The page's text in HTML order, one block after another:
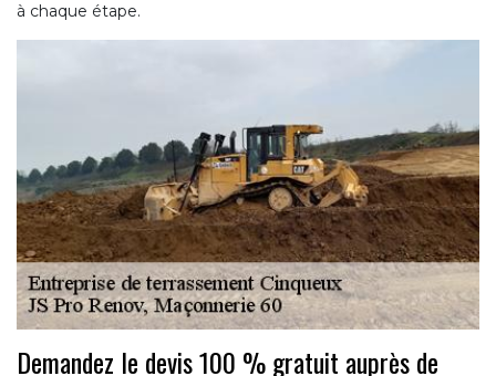
à chaque étape.
Demandez le devis 100 % gratuit auprès de